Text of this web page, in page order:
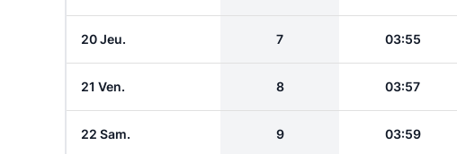
20 Jeu. 7 03:55
21 Ven. 8 03:57
22 Sam. 9 03:59